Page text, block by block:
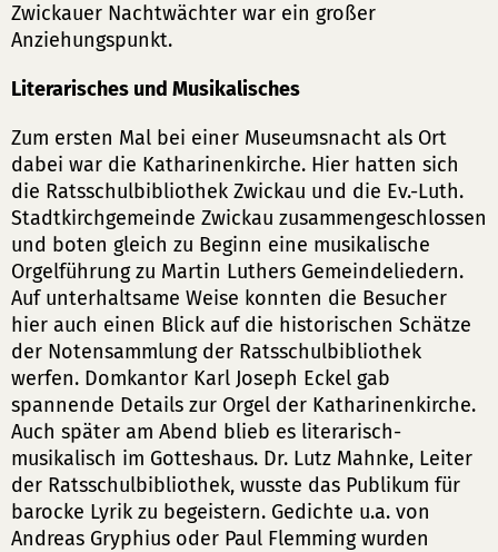
Zwickauer Nachtwächter war ein großer
Anziehungspunkt.
Literarisches und Musikalisches
Zum ersten Mal bei einer Museumsnacht als Ort
dabei war die Katharinenkirche. Hier hatten sich
die Ratsschulbibliothek Zwickau und die Ev.-Luth.
Stadtkirchgemeinde Zwickau zusammengeschlossen
und boten gleich zu Beginn eine musikalische
Orgelführung zu Martin Luthers Gemeindeliedern.
Auf unterhaltsame Weise konnten die Besucher
hier auch einen Blick auf die historischen Schätze
der Notensammlung der Ratsschulbibliothek
werfen. Domkantor Karl Joseph Eckel gab
spannende Details zur Orgel der Katharinenkirche.
Auch später am Abend blieb es literarisch-
musikalisch im Gotteshaus. Dr. Lutz Mahnke, Leiter
der Ratsschulbibliothek, wusste das Publikum für
barocke Lyrik zu begeistern. Gedichte u.a. von
Andreas Gryphius oder Paul Flemming wurden